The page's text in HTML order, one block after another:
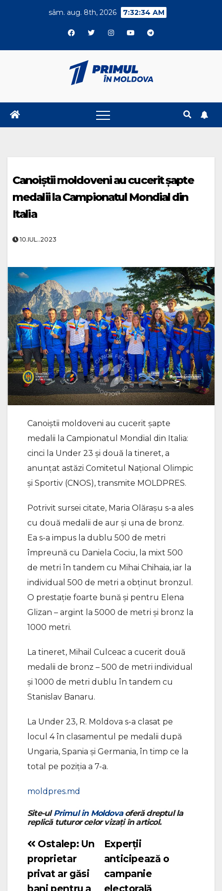
sâm. aug. 8th, 2026 7:32:35 AM
Canoiștii moldoveni au cucerit şapte
medalii la Campionatul Mondial din
Italia
10.IUL..2023
Canoiștii moldoveni au cucerit şapte
medalii la Campionatul Mondial din Italia:
cinci la Under 23 și două la tineret, a
anunţat astăzi Comitetul Naţional Olimpic
şi Sportiv (CNOS), transmite MOLDPRES.
Potrivit sursei citate, Maria Olărașu s-a ales
cu două medalii de aur și una de bronz.
Ea s-a impus la dublu 500 de metri
împreună cu Daniela Cociu, la mixt 500
de metri în tandem cu Mihai Chihaia, iar la
individual 500 de metri a obținut bronzul.
O prestație foarte bună și pentru Elena
Glizan – argint la 5000 de metri și bronz la
1000 metri.
La tineret, Mihail Culceac a cucerit două
medalii de bronz – 500 de metri individual
și 1000 de metri dublu în tandem cu
Stanislav Banaru.
La Under 23, R. Moldova s-a clasat pe
locul 4 în clasamentul pe medalii după
Ungaria, Spania și Germania, în timp ce la
total pe poziția a 7-a.
moldpres.md
Site-ulPrimul in Moldovaoferă dreptul la
replică tuturor celor vizați în articol.
Navigare
în
articole
Experții
anticipează o
campanie
Ostalep: Un
proprietar
privat ar găsi